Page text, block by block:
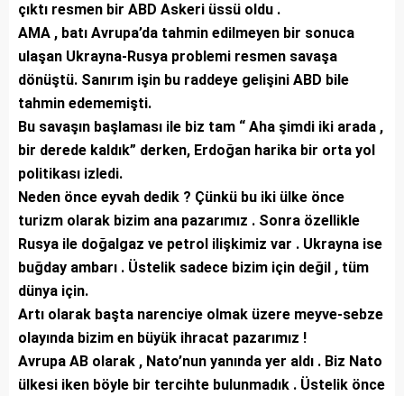
çıktı resmen bir ABD Askeri üssü oldu .
AMA , batı Avrupa’da tahmin edilmeyen bir sonuca
ulaşan Ukrayna-Rusya problemi resmen savaşa
dönüştü. Sanırım işin bu raddeye gelişini ABD bile
tahmin edememişti.
Bu savaşın başlaması ile biz tam “ Aha şimdi iki arada ,
bir derede kaldık” derken, Erdoğan harika bir orta yol
politikası izledi.
Neden önce eyvah dedik ? Çünkü bu iki ülke önce
turizm olarak bizim ana pazarımız . Sonra özellikle
Rusya ile doğalgaz ve petrol ilişkimiz var . Ukrayna ise
buğday ambarı . Üstelik sadece bizim için değil , tüm
dünya için.
Artı olarak başta narenciye olmak üzere meyve-sebze
olayında bizim en büyük ihracat pazarımız !
Avrupa AB olarak , Nato’nun yanında yer aldı . Biz Nato
ülkesi iken böyle bir tercihte bulunmadık . Üstelik önce